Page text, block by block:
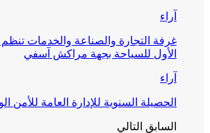
آراء
غرفة التجارة والصناعة والخدمات
الأول للسياحة بجهة مراكش آسفي
آراء
الحصيلة السنوية للإدارة العامة للأمن
السابق التالي